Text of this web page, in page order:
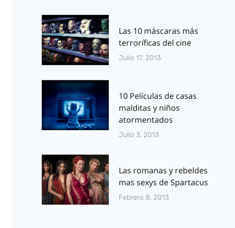
Las 10 máscaras más
terroríficas del cine
Julio 17, 2013
10 Películas de casas
malditas y niños
atormentados
Julio 3, 2013
Las romanas y rebeldes
mas sexys de Spartacus
Febrero 8, 2013